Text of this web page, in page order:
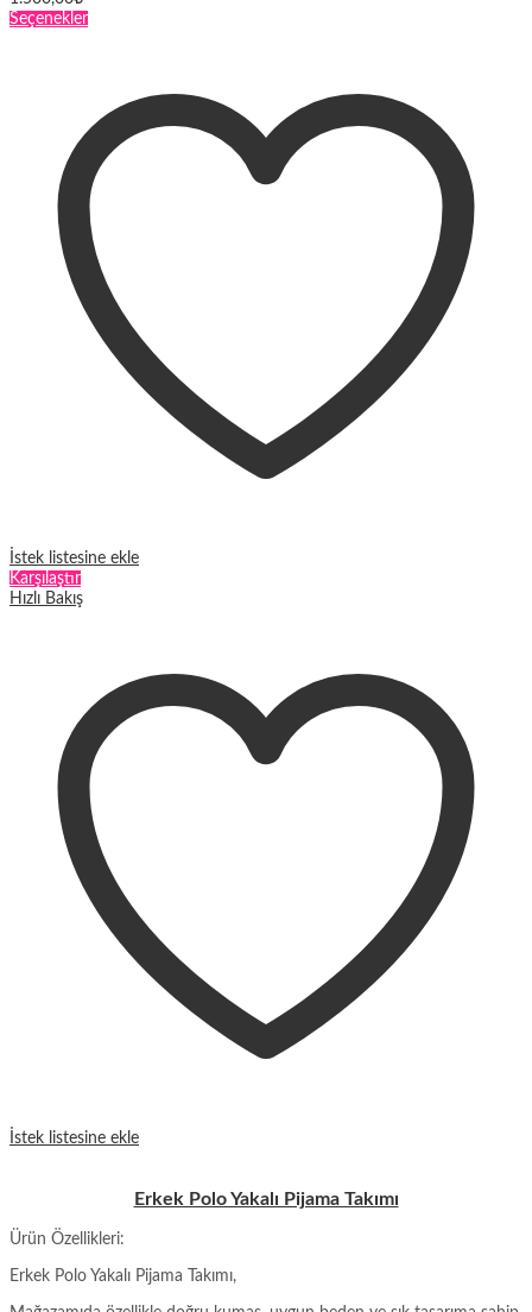
SeçeneklerBu
varyasyonu
var.
Seçenekler
ürün
sayfasından
seçilebilir
İstek listesine ekle
Karşılaştır
Hızlı Bakış
İstek listesine ekle
Erkek Polo Yakalı Pijama Takımı
Ürün Özellikleri:
Erkek Polo Yakalı Pijama Takımı,